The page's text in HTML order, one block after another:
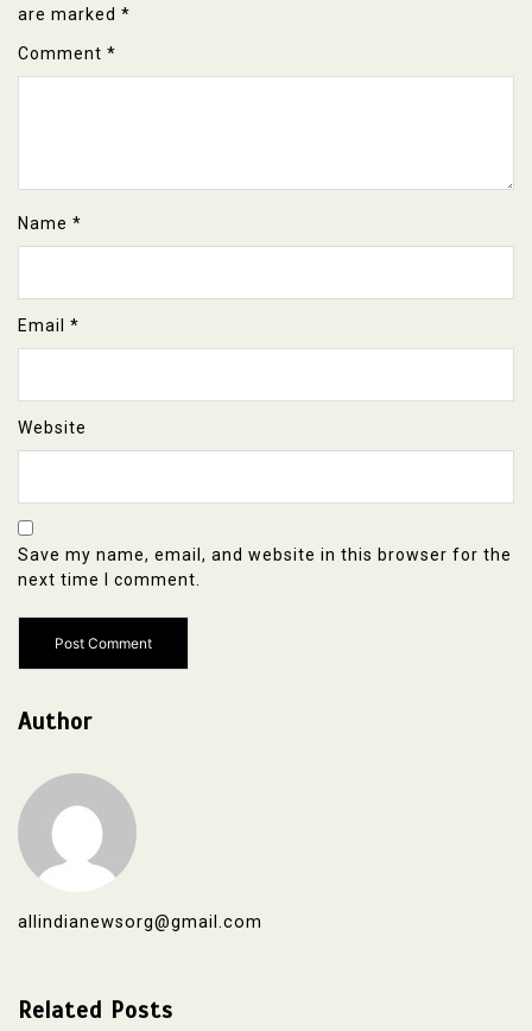
are marked *
Comment *
Name *
Email *
Website
Save my name, email, and website in this browser for the
next time I comment.
Author
allindianewsorg@gmail.com
Related Posts